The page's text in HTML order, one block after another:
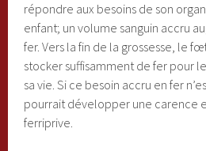
répondre aux besoins de son
enfant; un volume sanguin accru
fer. Vers la fin de la grossesse, le
stocker suffisamment de fer pour
sa vie. Si ce besoin accru en fer
pourrait développer une carence
ferriprive.